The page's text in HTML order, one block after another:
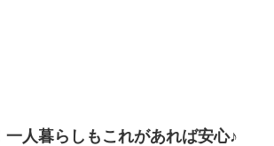
人暮らしもこれがあれば安心♪